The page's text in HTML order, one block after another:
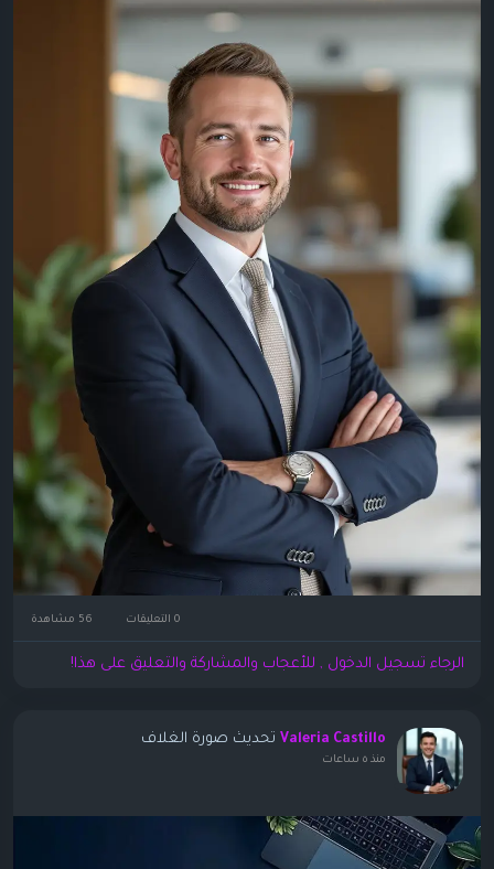
0 التعليقات
الرجاء تسجيل الدخول , للأعجاب والمشاركة والتعليق على هذا!
Valeria Castillo تحديث صورة الغلاف
منذ ٥ ساعات